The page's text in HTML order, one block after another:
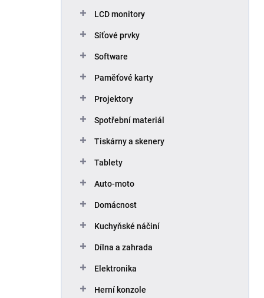
LCD monitory
Síťové prvky
Software
Paměťové karty
Projektory
Spotřební materiál
Tiskárny a skenery
Tablety
Auto-moto
Domácnost
Kuchyňské náčiní
Dílna a zahrada
Elektronika
Herní konzole